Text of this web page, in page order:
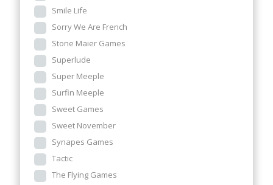
Smile Life
Sorry We Are French
Stone Maier Games
Superlude
Super Meeple
Surfin Meeple
Sweet Games
Sweet November
Synapes Games
Tactic
The Flying Games